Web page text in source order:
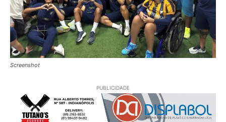
Screenshot
PUBLICIDADE